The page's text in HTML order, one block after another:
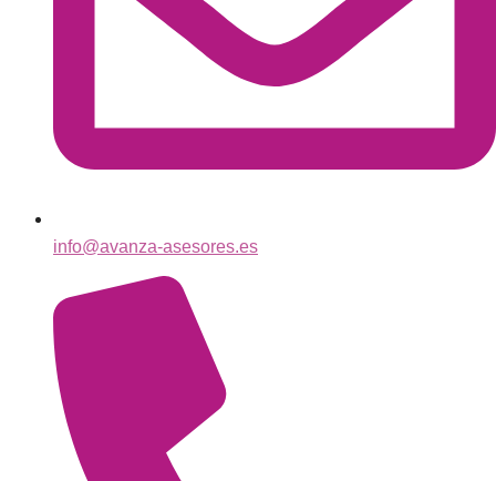
info@avanza-asesores.es